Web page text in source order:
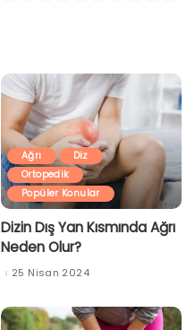
Ağrı
Diz
Ortopedik
Popüler Konular
Dizin Dış Yan Kısmında Ağrı
Neden Olur?
25 Nisan 2024